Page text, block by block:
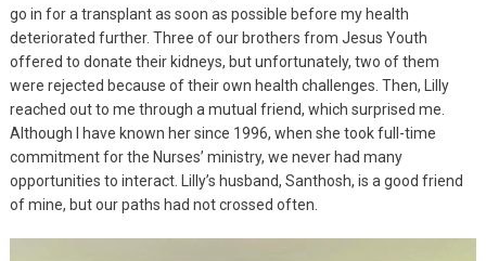
go in for a transplant as soon as possible before my health
deteriorated further. Three of our brothers from Jesus Youth
offered to donate their kidneys, but unfortunately, two of them
were rejected because of their own health challenges. Then, Lilly
reached out to me through a mutual friend, which surprised me.
Although I have known her since 1996, when she took full-time
commitment for the Nurses’ ministry, we never had many
opportunities to interact. Lilly’s husband, Santhosh, is a good friend
of mine, but our paths had not crossed often.